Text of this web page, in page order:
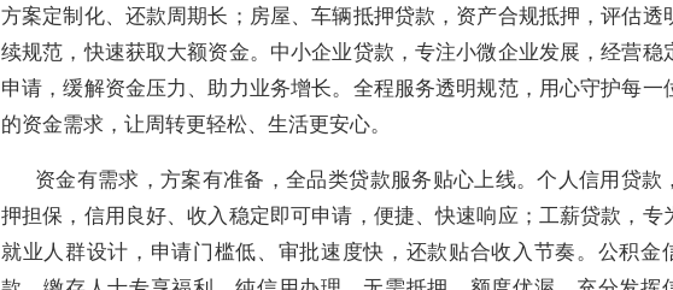
方案定制化、还款周期长；房屋、车辆抵押贷款，资产合规抵押，评估透
续规范，快速获取大额资金。中小企业贷款，专注小微企业发展，经营稳
申请，缓解资金压力、助力业务增长。全程服务透明规范，用心守护每一
的资金需求，让周转更轻松、生活更安心。
资金有需求，方案有准备，全品类贷款服务贴心上线。个人信用贷款
押担保，信用良好、收入稳定即可申请，便捷、快速响应；工薪贷款，专
就业人群设计，申请门槛低、审批速度快，还款贴合收入节奏。公积金